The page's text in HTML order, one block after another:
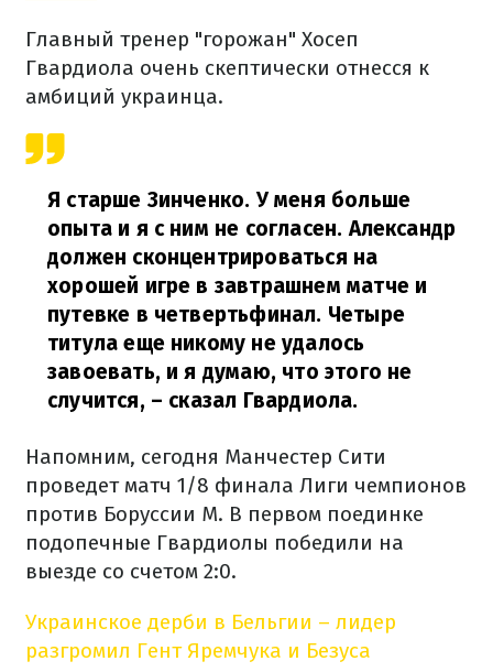
Главный тренер "горожан" Хосеп
Гвардиола очень скептически отнесся к
амбиций украинца.
Я старше Зинченко. У меня больше
опыта и я с ним не согласен. Александр
должен сконцентрироваться на
хорошей игре в завтрашнем матче и
путевке в четвертьфинал. Четыре
титула еще никому не удалось
завоевать, и я думаю, что этого не
случится, – сказал Гвардиола.
Напомним, сегодня Манчестер Сити
проведет матч 1/8 финала Лиги чемпионов
против Боруссии М. В первом поединке
подопечные Гвардиолы победили на
выезде со счетом 2:0.
Украинское дерби в Бельгии – лидер
разгромил Гент Яремчука и Безуса